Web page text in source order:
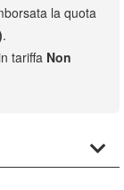
la quota
.
tariffa Non